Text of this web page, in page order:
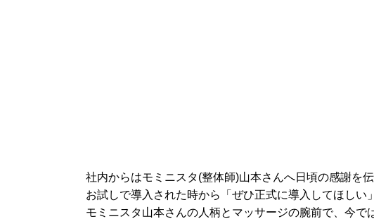
社内からはモミニスタ(整体師)山本さんへ日頃の感謝を
お試しで導入された時から「ぜひ正式に導入してほしい
モミニスタ山本さんの人柄とマッサージの腕前で、今で